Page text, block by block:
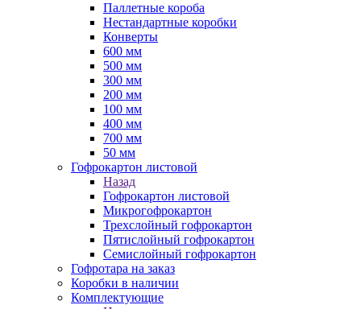
Паллетные короба
Нестандартные коробки
Конверты
600 мм
500 мм
300 мм
200 мм
100 мм
400 мм
700 мм
50 мм
Гофрокартон листовой
Назад
Гофрокартон листовой
Микрогофрокартон
Трехслойный гофрокартон
Пятислойный гофрокартон
Семислойный гофрокартон
Гофротара на заказ
Коробки в наличии
Комплектующие